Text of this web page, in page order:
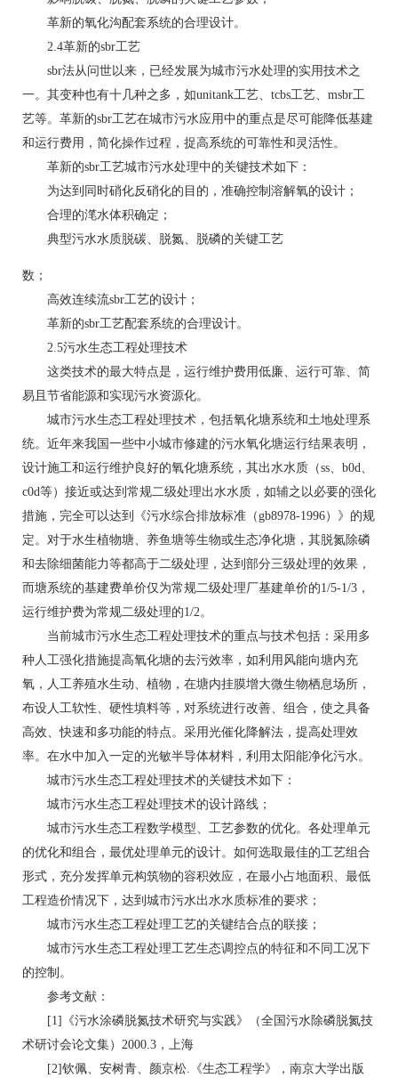
革新的氧化沟配套系统的合理设计。
2.4革新的sbr工艺
sbr法从问世以来，已经发展为城市污水处理的实用技术之
一。其变种也有十几种之多，如unitank工艺、tcbs工艺、msbr工
艺等。革新的sbr工艺在城市污水应用中的重点是尽可能降低基建
和运行费用，简化操作过程，捉高系统的可靠性和灵活性。
革新的sbr工艺城市污水处理中的关键技术如下：
为达到同时硝化反硝化的目的，准确控制溶解氧的设计；
合理的滗水体积确定；
典型污水水质脱碳、脱氮、脱磷的关键工艺
数；
高效连续流sbr工艺的设计；
革新的sbr工艺配套系统的合理设计。
2.5污水生态工程处理技术
这类技术的最大特点是，运行维护费用低廉、运行可靠、简
易且节省能源和实现污水资源化。
城市污水生态工程处理技术，包括氧化塘系统和土地处理系
统。近年来我国一些中小城市修建的污水氧化塘运行结果表明，
设计施工和运行维护良好的氧化塘系统，其出水水质（ss、b0d、
c0d等）接近或达到常规二级处理出水水质，如辅之以必要的强化
措施，完全可以达到《污水综合排放标准（gb8978-1996）》的规
定。对于水生植物塘、养鱼塘等生物或生态净化塘，其脱氮除磷
和去除细菌能力等都高于二级处理，达到部分三级处理的效果，
而塘系统的基建费单价仅为常规二级处理厂基建单价的1/5-1/3，
运行维护费为常规二级处理的1/2。
当前城市污水生态工程处理技术的重点与技术包括：采用多
种人工强化措施提高氧化塘的去污效率，如利用风能向塘内充
氧，人工养殖水生动、植物，在塘内挂膜增大微生物栖息场所，
布设人工软性、硬性填料等，对系统进行改善、组合，使之具备
高效、快速和多功能的特点。采用光催化降解法，提高处理效
率。在水中加入一定的光敏半导体材料，利用太阳能净化污水。
城市污水生态工程处理技术的关键技术如下：
城市污水生态工程处理技术的设计路线；
城市污水生态工程数学模型、工艺参数的优化。各处理单元
的优化和组合，最优处理单元的设计。如何选取最佳的工艺组合
形式，充分发挥单元构筑物的容积效应，在最小占地面积、最低
工程造价情况下，达到城市污水出水水质标准的要求；
城市污水生态工程处理工艺的关键结合点的联接；
城市污水生态工程处理工艺生态调控点的特征和不同工况下
的控制。
参考文献：
[1]《污水涂磷脱氮技术研究与实践》（全国污水除磷脱氮技
术研讨会论文集）2000.3，上海
[2]钦佩、安树青、颜京松.《生态工程学》，南京大学出版